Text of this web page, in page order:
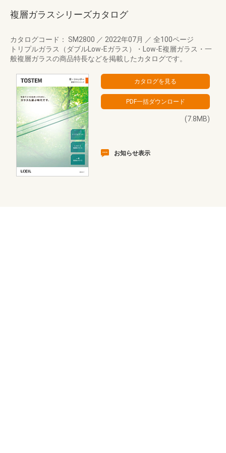
複層ガラスシリーズカタログ
カタログコード： SM2800 ／ 2022年07月 ／ 全100ページ
トリプルガラス（ダブルLow-Eガラス）・Low-E複層ガラス・一
般複層ガラスの商品特長などを掲載したカタログです。
(7.8MB)
お知らせ表示